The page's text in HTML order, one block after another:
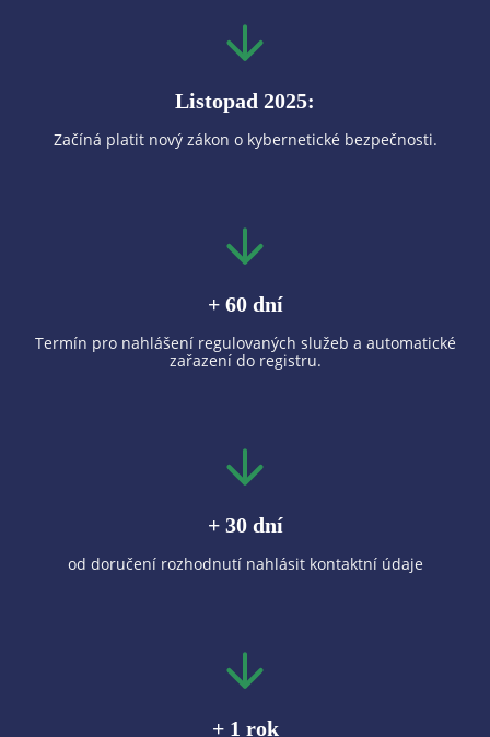
Listopad 2025:
Začíná platit nový zákon o kybernetické bezpečnosti.
+ 60 dní
Termín pro nahlášení regulovaných služeb a automatické
zařazení do registru.
+ 30 dní
od doručení rozhodnutí nahlásit kontaktní údaje
+ 1 rok